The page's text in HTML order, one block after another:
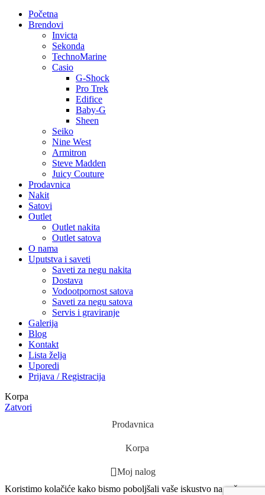
Početna
Brendovi
Invicta
Sekonda
TechnoMarine
Casio
G-Shock
Pro Trek
Edifice
Baby-G
Sheen
Seiko
Nine West
Armitron
Steve Madden
Juicy Couture
Prodavnica
Nakit
Satovi
Outlet
Outlet nakita
Outlet satova
O nama
Uputstva i saveti
Saveti za negu nakita
Dostava
Vodootpornost satova
Saveti za negu satova
Servis i graviranje
Galerija
Blog
Kontakt
Lista želja
Uporedi
Prijava / Registracija
Korpa
Zatvori
Prodavnica
Korpa
Moj nalog
Koristimo kolačiće kako bismo poboljšali vaše iskustvo na našem